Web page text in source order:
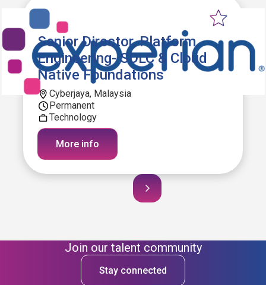
Senior Director, Platform
Engineering- SDLC & Cloud
Native Foundations
Cyberjaya, Malaysia
Permanent
Technology
More info
Join our talent community
Stay connected